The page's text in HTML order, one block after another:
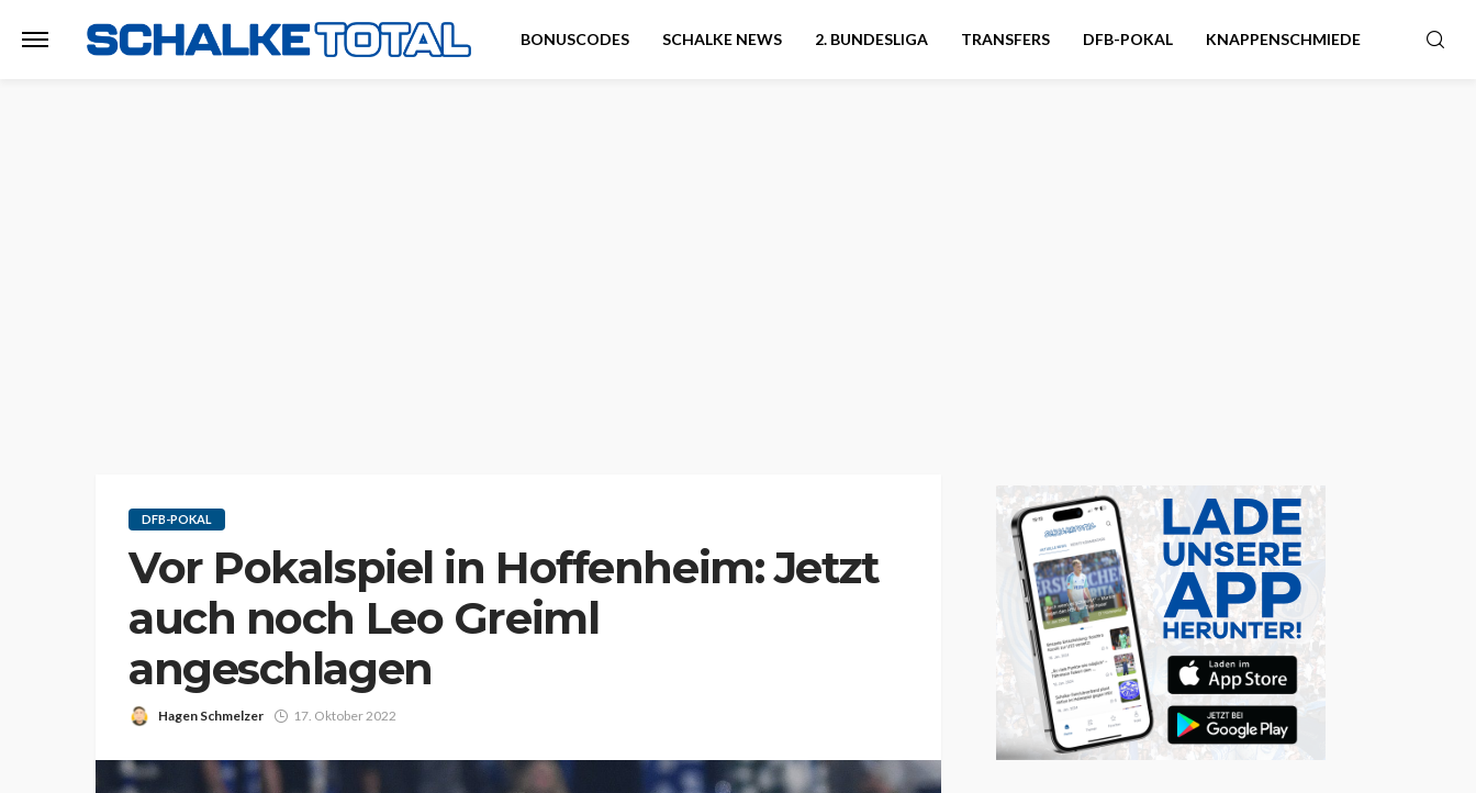
BONUSCODES SCHALKE NEWS 2. BUNDESLIGA TRANSFERS DFB-POKAL KNAPPENSCHMIEDE
DFB-POKAL
Vor Pokalspiel in Hoffenheim: Jetzt
auch noch Leo Greiml
angeschlagen
Hagen Schmelzer 17. Oktober 2022